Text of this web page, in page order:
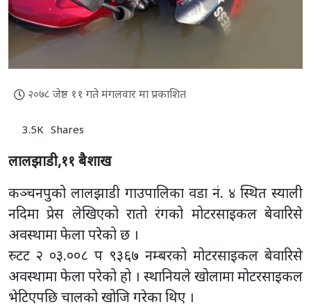
२०७८ जेष्ठ ११ गते मंगलवार मा प्रकाशित
3.5K Shares
लालझाडी,११ बैशाख
कञ्चनपुको लालझाडी गाउपालिका वडा नं. ४ स्थित स्याली
नदिमा प्रेस लेखिएको रातो रंगको मोटरसाइकल बेवारिसे
अवस्थामा फेला परेको छ ।
स्र्टट २ ०३.००८ प ९३६७ नम्बरको मोटरसाइकल बेवारिसे
अवस्थामा फेला परेको हो । स्थानियले खोलामा मोटरसाइकल
भेटिएपछि चालको खोजि गरेका थिए ।